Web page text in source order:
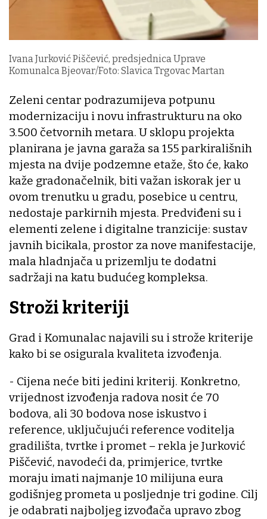
Ivana Jurković Piščević, predsjednica Uprave
Komunalca Bjeovar/Foto: Slavica Trgovac Martan
Zeleni centar podrazumijeva potpunu
modernizaciju i novu infrastrukturu na oko
3.500 četvornih metara. U sklopu projekta
planirana je javna garaža sa 155 parkirališnih
mjesta na dvije podzemne etaže, što će, kako
kaže gradonačelnik, biti važan iskorak jer u
ovom trenutku u gradu, posebice u centru,
nedostaje parkirnih mjesta. Predviđeni su i
elementi zelene i digitalne tranzicije: sustav
javnih bicikala, prostor za nove manifestacije,
mala hladnjača u prizemlju te dodatni
sadržaji na katu budućeg kompleksa.
Stroži kriteriji
Grad i Komunalac najavili su i strože kriterije
kako bi se osigurala kvaliteta izvođenja.
- Cijena neće biti jedini kriterij. Konkretno,
vrijednost izvođenja radova nosit će 70
bodova, ali 30 bodova nose iskustvo i
reference, uključujući reference voditelja
gradilišta, tvrtke i promet – rekla je Jurković
Piščević, navodeći da, primjerice, tvrtke
moraju imati najmanje 10 milijuna eura
godišnjeg prometa u posljednje tri godine. Cilj
je odabrati najboljeg izvođača upravo zbog